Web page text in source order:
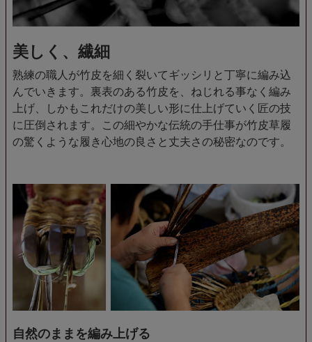
美しく、繊細
熟練の職人が竹皮を細く裂いてギッシリと丁寧に編み込
んでいきます。裏表のある竹皮を、ねじれる事なく編み
上げ、しかもこれだけの美しい形に仕上げていく匠の技
に圧倒されます。この細やかな伝統の手仕事が竹皮草履
の驚くような履き心地の良さと丈夫さの秘密なのです。
自然のままを編み上げる